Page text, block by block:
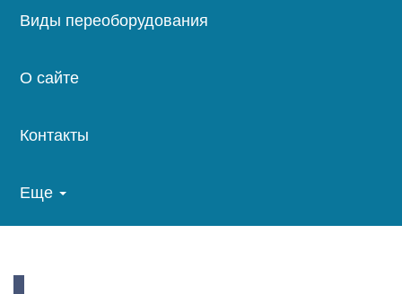
Виды переоборудования
О сайте
Контакты
Еще